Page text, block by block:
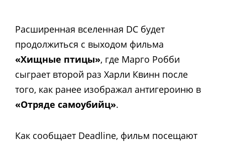
Расширенная вселенная DC будет
продолжиться с выходом фильма
«Хищные птицы», где Марго Робби
сыграет второй раз Харли Квинн после
того, как ранее изображал антигероиню в
«Отряде самоубийц».
Как сообщает Deadline, фильм посещают